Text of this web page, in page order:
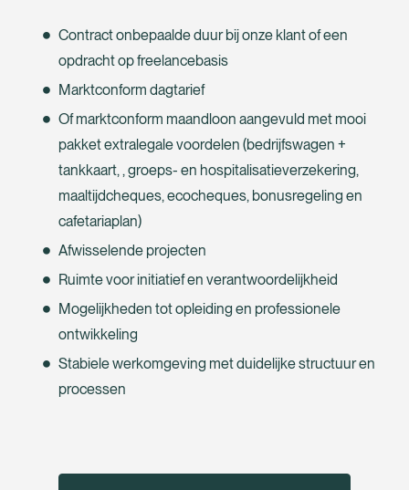
Contract onbepaalde duur bij onze klant of een
opdracht op freelancebasis
Marktconform dagtarief
Of marktconform maandloon aangevuld met mooi
pakket extralegale voordelen (bedrijfswagen +
tankkaart, , groeps- en hospitalisatieverzekering,
maaltijdcheques, ecocheques, bonusregeling en
cafetariaplan)
Afwisselende projecten
Ruimte voor initiatief en verantwoordelijkheid
Mogelijkheden tot opleiding en professionele
ontwikkeling
Stabiele werkomgeving met duidelijke structuur en
processen